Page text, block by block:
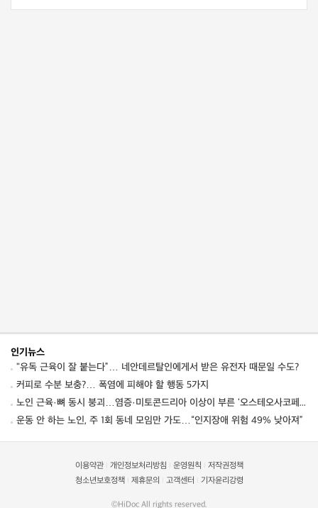
인기뉴스
"유독 근육이 잘 붙는다”… 네안데르탈인에게서 받은 유전자 때문일 수도?
커피로 수분 보충?… 폭염에 피해야 할 행동 5가지
노인 근육·뼈 동시 붕괴…염증·미토콘드리아 이상이 부른 '오스테오사코페니아' 경고
운동 안 하는 노인, 주 1회 동네 모임만 가도…“인지장애 위험 49% 낮아져”
이용약관 개인정보처리방침 운영원칙
저작권정책
청소년보호정책
제휴문의 고객센터 기자윤리강령
©HiDoc All rights reserved.